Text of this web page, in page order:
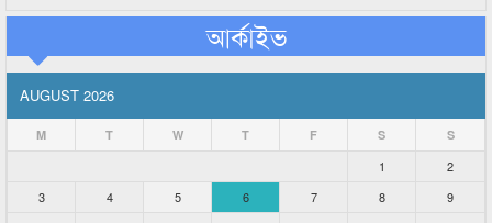
আর্কাইভ
AUGUST 2026
M T W T F S S
1
2
3
4 5 6 7 8
9